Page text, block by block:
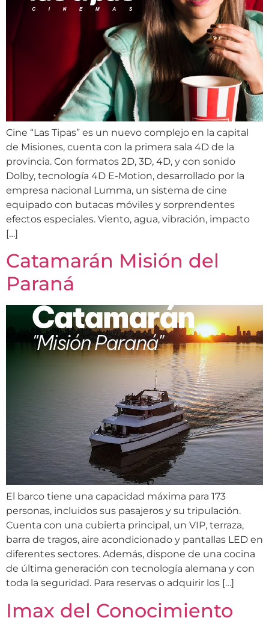
Cine “Las Tipas” es un nuevo complejo en la capital
de Misiones, cuenta con la primera sala 4D de la
provincia. Con formatos 2D, 3D, 4D, y con sonido
Dolby, tecnología 4D E-Motion, desarrollado por la
empresa nacional Lumma, un sistema de cine
equipado con butacas móviles y sorprendentes
efectos especiales. Viento, agua, vibración, impacto
[…]
Catamarán Misión del
Paraná
El barco tiene una capacidad máxima para 173
personas, incluidos sus pasajeros y su tripulación.
Cuenta con una cubierta principal, un VIP, terraza,
barra de tragos, aire acondicionado y pantallas LED en
diferentes sectores. Además, dispone de una cocina
de última generación con tecnología alemana y con
toda la seguridad. Para reservas o adquirir los […]
Imax del Conocimiento